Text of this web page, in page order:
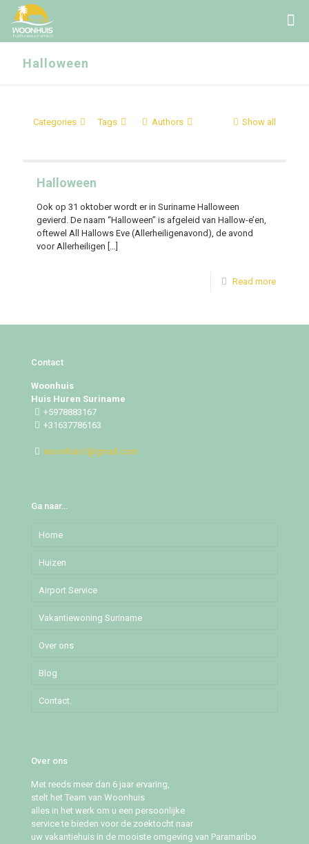
Halloween
Categories Tags Authors Show all
Halloween
Ook op 31 oktober wordt er in Suriname Halloween
gevierd. De naam “Halloween” is afgeleid van Hallow-e’en,
oftewel All Hallows Eve (Allerheiligenavond), de avond
voor Allerheiligen […]
Read more
Contact
Woonhuis
Huis Huren Suriname
+5978883167
+31637786163
woonhuis1@gmail.com
Ga naar…
Home
Huizen
Djedoestraat
Mochalaan
Pommeroosstraat
Puleowinastraat
Tillystraat
Airport Service
Vakantiewoning Suriname
Over ons
Blog
Contact.
Over ons
Met reeds meer dan 6 jaar ervaring,
stelt het Team van Woonhuis
alles in het werk om u een persoonlijke
service te bieden voor de zoektocht naar
uw vakantiehuis in de mooiste omgeving van Paramaribo